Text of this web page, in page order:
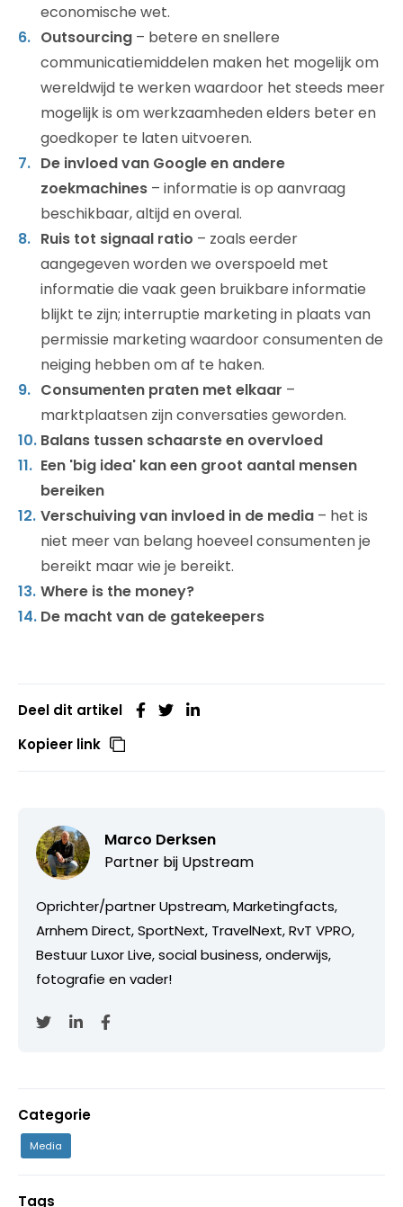
economische wet.
Outsourcing – betere en snellere
communicatiemiddelen maken het mogelijk om
wereldwijd te werken waardoor het steeds meer
mogelijk is om werkzaamheden elders beter en
goedkoper te laten uitvoeren.
De invloed van Google en andere
zoekmachines – informatie is op aanvraag
beschikbaar, altijd en overal.
Ruis tot signaal ratio – zoals eerder
aangegeven worden we overspoeld met
informatie die vaak geen bruikbare informatie
blijkt te zijn; interruptie marketing in plaats van
permissie marketing waardoor consumenten de
neiging hebben om af te haken.
Consumenten praten met elkaar –
marktplaatsen zijn conversaties geworden.
Balans tussen schaarste en overvloed
Een 'big idea' kan een groot aantal mensen
bereiken
Verschuiving van invloed in de media – het is
niet meer van belang hoeveel consumenten je
bereikt maar wie je bereikt.
Where is the money?
De macht van de gatekeepers
Deel dit artikel
Kopieer link
Marco Derksen
Partner bij Upstream
Oprichter/partner Upstream, Marketingfacts,
Arnhem Direct, SportNext, TravelNext, RvT VPRO,
Bestuur Luxor Live, social business, onderwijs,
fotografie en vader!
Categorie
Media
Tags